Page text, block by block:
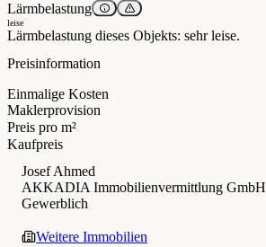
Lärmbelastung
leise
Lärmbelastung dieses Objekts: sehr leise.
Preisinformation
Einmalige Kosten
Maklerprovision
Preis pro m²
Kaufpreis
Josef Ahmed
AKKADIA Immobilienvermittlung GmbH
Gewerblich
Weitere Immobilien